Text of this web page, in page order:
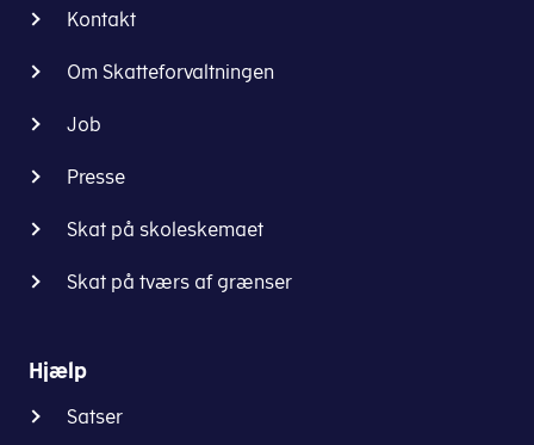
Kontakt
Om Skatteforvaltningen
Job
Presse
Skat på skoleskemaet
Skat på tværs af grænser
Hjælp
Satser